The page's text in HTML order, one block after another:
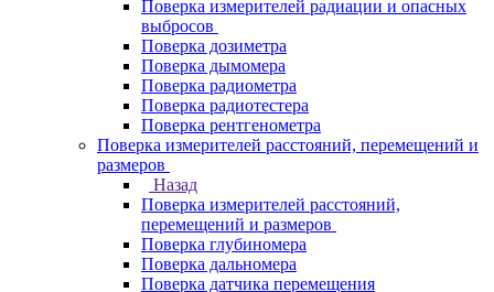
Поверка измерителей радиации и опасных
выбросов
Поверка дозиметра
Поверка дымомера
Поверка радиометра
Поверка радиотестера
Поверка рентгенометра
Поверка измерителей расстояний, перемещений и
размеров
Назад
Поверка измерителей расстояний,
перемещений и размеров
Поверка глубиномера
Поверка дальномера
Поверка датчика перемещения